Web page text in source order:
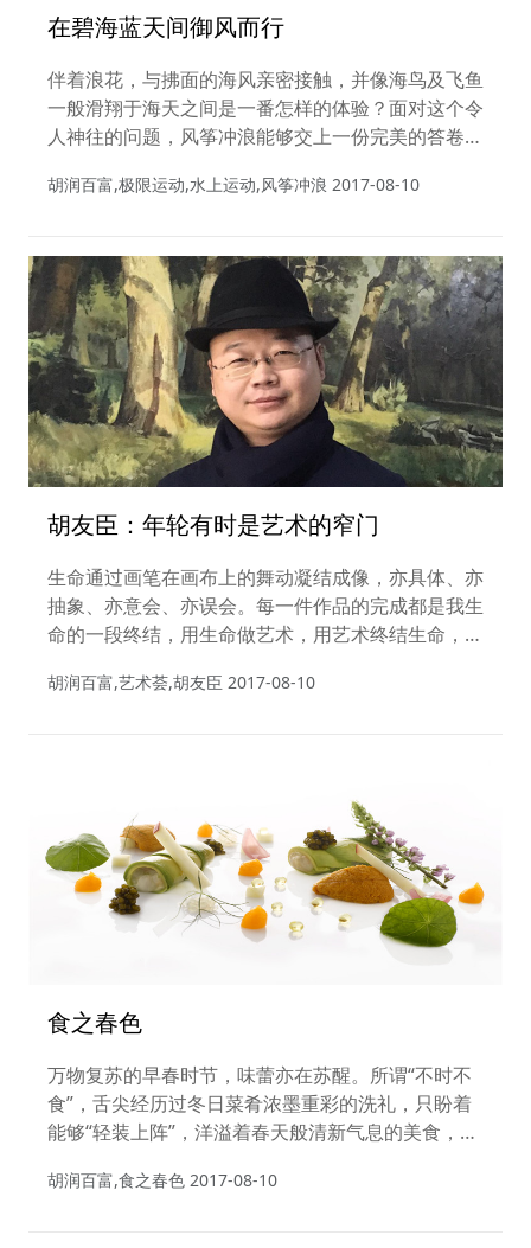
在碧海蓝天间御风而行
伴着浪花，与拂面的海风亲密接触，并像海鸟及飞鱼
一般滑翔于海天之间是一番怎样的体验？面对这个令
人神往的问题，风筝冲浪能够交上一份完美的答卷，
年来，比起其他水上运动，酷炫的风筝冲浪逐渐开始
欠东风”的情况下，冲浪者“凌空飞翔”，不断探索着
自己的极限。
胡润百富,极限运动,水上运动,风筝冲浪 2017-08-10
胡友臣：年轮有时是艺术的窄门
生命通过画笔在画布上的舞动凝结成像，亦具体、亦
抽象、亦意会、亦误会。每一件作品的完成都是我生
命的一段终结，用生命做艺术，用艺术终结生命，让
态。 —— 胡友臣
胡润百富,艺术荟,胡友臣 2017-08-10
食之春色
万物复苏的早春时节，味蕾亦在苏醒。所谓“不时不
食”，舌尖经历过冬日菜肴浓墨重彩的洗礼，只盼着
能够“轻装上阵”，洋溢着春天般清新气息的美食，在
胡润百富,食之春色 2017-08-10